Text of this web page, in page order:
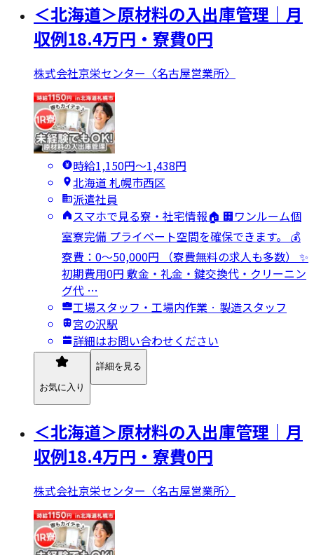
＜北海道＞原材料の入出庫管理｜月
収例18.4万円・寮費0円
株式会社京栄センター〈名古屋営業所〉
時給1,150円〜1,438円
北海道 札幌市西区
派遣社員
スマホで見る寮・社宅情報🏠 🏢ワンルーム個
室寮完備 プライベート空間を確保できます。 💰
寮費：0～50,000円 （寮費無料の求人も多数） ✨
初期費用0円 敷金・礼金・鍵交換代・クリーニン
グ代 …
工場スタッフ・工場内作業 · 製造スタッフ
宮の沢駅
詳細はお問い合わせください
お気に入り
詳細を見る
＜北海道＞原材料の入出庫管理｜月
収例18.4万円・寮費0円
株式会社京栄センター〈名古屋営業所〉